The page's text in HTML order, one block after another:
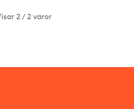
2 / 2 varor